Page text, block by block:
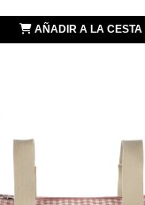
AÑADIR A LA CESTA